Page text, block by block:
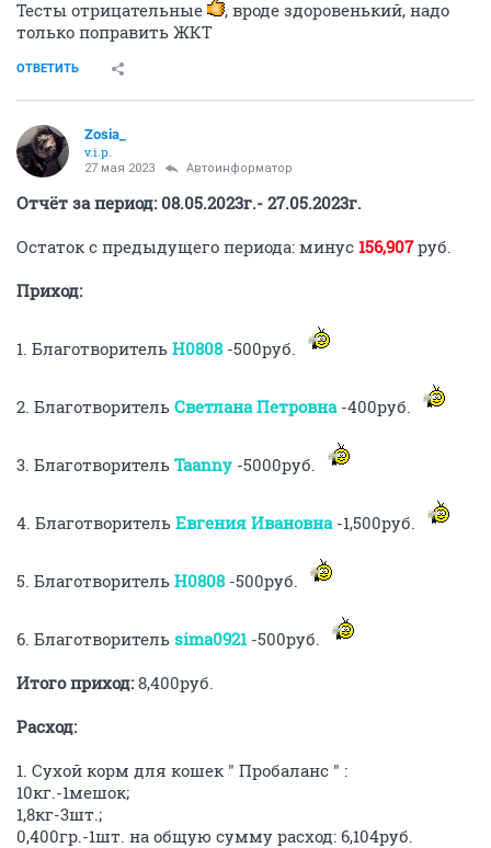
Тесты отрицательные
, вроде здоровенький, надо
только поправить ЖКТ
ОТВЕТИТЬ
Zosia_
v.i.p.
27 мая 2023 Автоинформатор
Отчёт за период: 08.05.2023г.- 27.05.2023г.
Остаток с предыдущего периода: минус 156,907 руб.
Приход:
1. Благотворитель H0808 -500руб.
2. Благотворитель Светлана Петровна -400руб.
3. Благотворитель Taanny -5000руб.
4. Благотворитель Евгения Ивановна -1,500руб.
5. Благотворитель H0808 -500руб.
6. Благотворитель sima0921 -500руб.
Итого приход:8,400руб.
Расход:
1. Сухой корм для кошек " Пробаланс " :
10кг.-1мешок;
1,8кг-3шт.;
0,400гр.-1шт. на общую сумму расход: 6,104руб.